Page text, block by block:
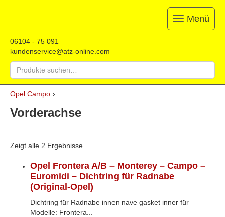
ATZ
Opel-
Ersatzteile
Restauration,
Reparatur
&
Ersatzteile
&
Onlineshop
06104 - 75 091
kundenservice@atz-online.com
Suche
nach:
Toggle
navigation
Menü
Skip
content
Opel Campo ›
Vorderachse
Zeigt alle 2 Ergebnisse
Opel Frontera A/B – Monterey – Campo –
Euromidi – Dichtring für Radnabe
(Original-Opel)
Dichtring für Radnabe innen nave gasket inner für
Modelle: Frontera...